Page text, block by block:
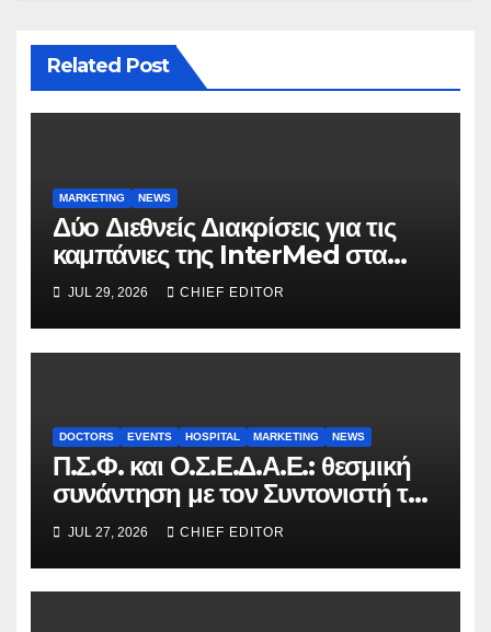
Related Post
MARKETING NEWS
Δύο Διεθνείς Διακρίσεις για τις
καμπάνιες της InterMed στα
FOOH Awards 2026
JUL 29, 2026 CHIEF EDITOR
DOCTORS EVENTS HOSPITAL MARKETING NEWS
Π.Σ.Φ. και Ο.Σ.Ε.Δ.Α.Ε.: θεσμική
συνάντηση με τον Συντονιστή του
Γραφείου του Πρωθυπουργού
JUL 27, 2026 CHIEF EDITOR